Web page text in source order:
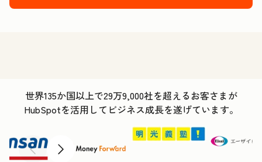
世界135か国以上で29万9,000社を超えるお客さまが
HubSpotを活用してビジネス成長を遂げています。
前へ 次へ